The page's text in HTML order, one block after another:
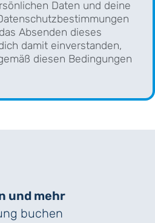
Daten und deine
Absenden dieses
damit einverstanden,
diesen Bedingungen
und mehr
buchen